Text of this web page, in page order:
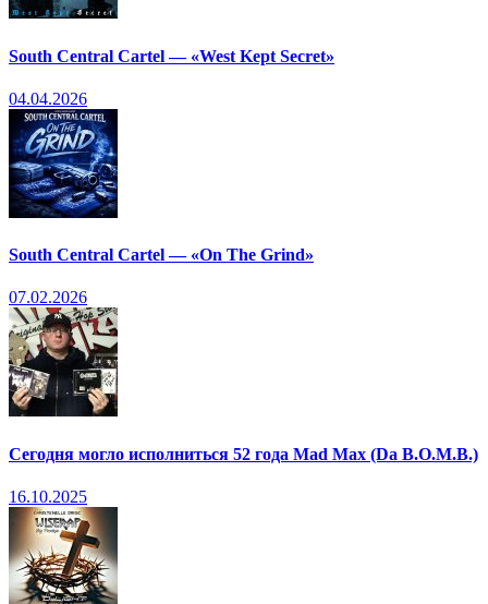
South Central Cartel — «West Kept Secret»
04.04.2026
South Central Cartel — «On The Grind»
07.02.2026
Сегодня могло исполниться 52 года Mad Max (Da B.O.M.B.)
16.10.2025